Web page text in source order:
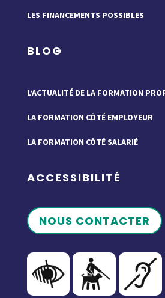
LES FINANCEMENTS POSSIBLES
BLOG
L’ACTUALITÉ DE LA FORMATION
LA FORMATION CÔTÉ EMPLOYEUR
LA FORMATION CÔTÉ SALARIÉ
ACCESSIBILITÉ
NOUS CONTACTER